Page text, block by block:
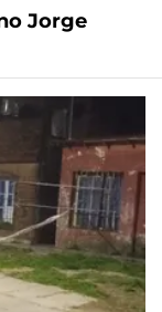
Jorge